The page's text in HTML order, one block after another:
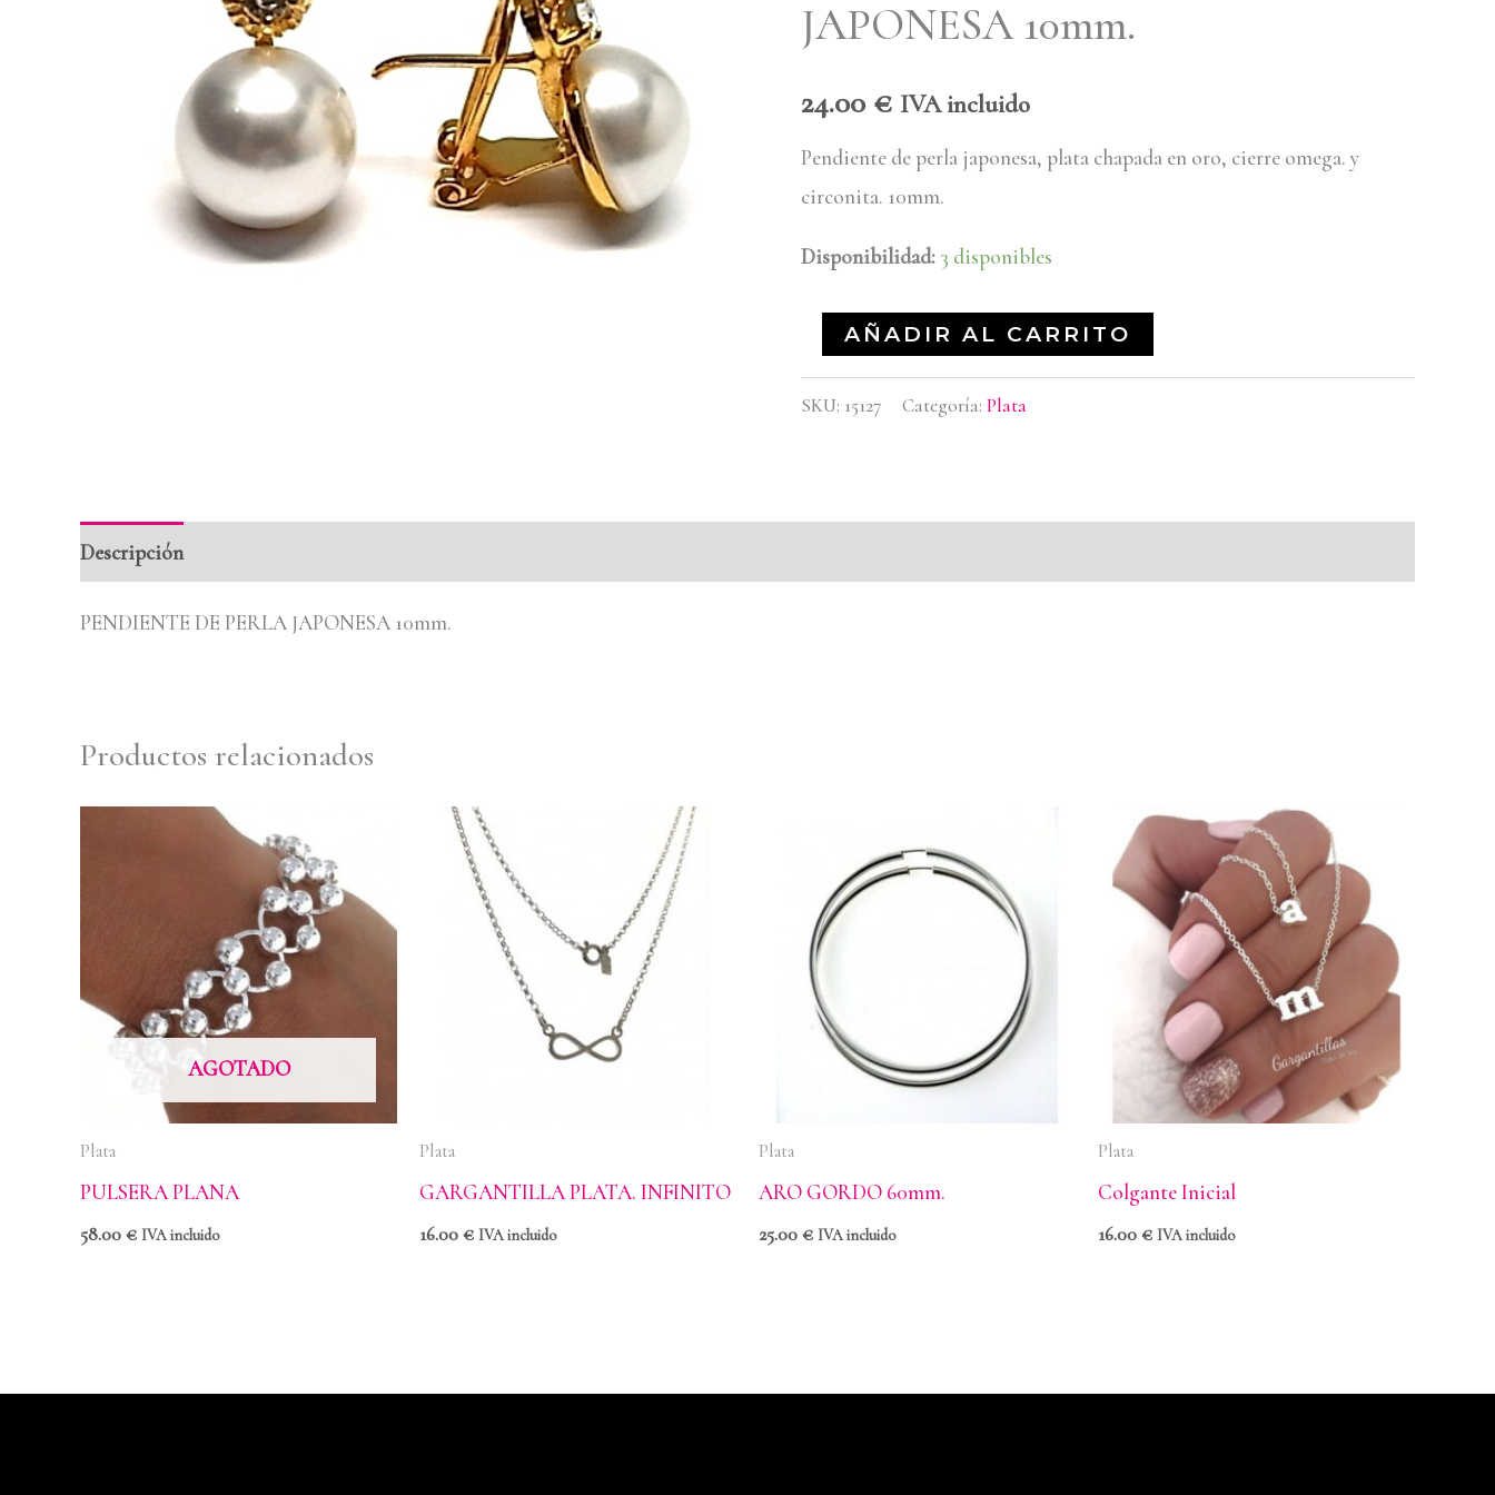
JAPONESA 10mm.
24.00 € IVA incluido
Pendiente de perla japonesa, plata chapada en oro, cierre omega. y
circonita. 10mm.
Disponibilidad: 3 disponibles
10mm.
AÑADIR AL CARRITO
SKU: 15127 Categoría: Plata
Descripción
PENDIENTE DE PERLA JAPONESA 10mm.
Productos relacionados
AGOTADO
Plata
PULSERA PLANA
58.00€ IVA incluido
Plata
GARGANTILLA PLATA. INFINITO
16.00€ IVA incluido
Plata
ARO GORDO 60mm.
25.00€ IVA incluido
Plata
Colgante Inicial
16.00€ IVA incluido